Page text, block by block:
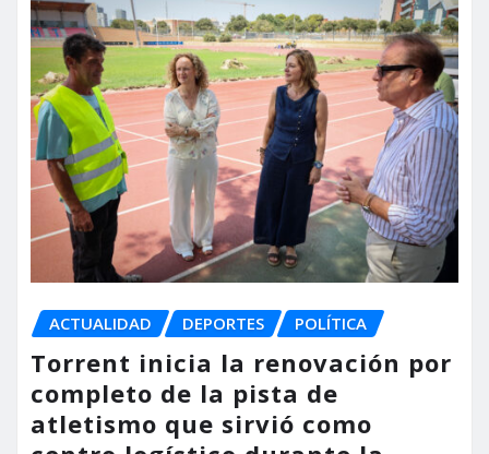
ACTUALIDAD DEPORTES POLÍTICA
Torrent inicia la renovación por
completo de la pista de
atletismo que sirvió como